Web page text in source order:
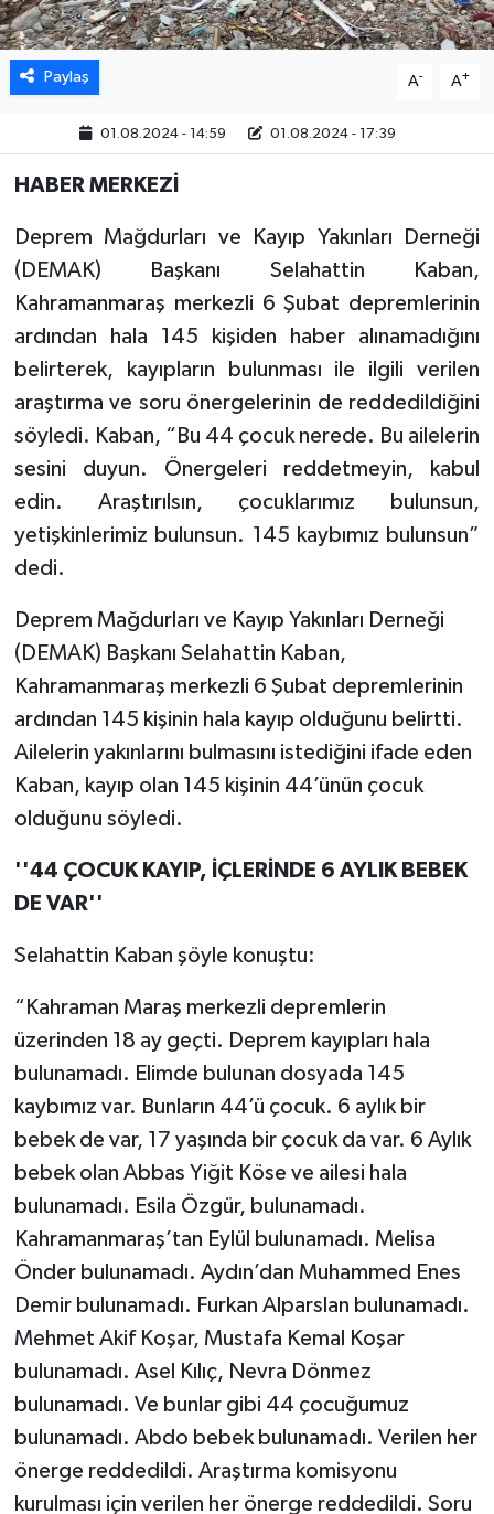
Paylaş A- A+
01.08.2024 - 14:59 01.08.2024 - 17:39
HABER MERKEZİ
Deprem Mağdurları ve Kayıp Yakınları Derneği
(DEMAK) Başkanı Selahattin Kaban,
Kahramanmaraş merkezli 6 Şubat depremlerinin
ardından hala 145 kişiden haber alınamadığını
belirterek, kayıpların bulunması ile ilgili verilen
araştırma ve soru önergelerinin de reddedildiğini
söyledi. Kaban, “Bu 44 çocuk nerede. Bu ailelerin
sesini duyun. Önergeleri reddetmeyin, kabul
edin. Araştırılsın, çocuklarımız bulunsun,
yetişkinlerimiz bulunsun. 145 kaybımız bulunsun”
dedi.
Deprem Mağdurları ve Kayıp Yakınları Derneği
(DEMAK) Başkanı Selahattin Kaban,
Kahramanmaraş merkezli 6 Şubat depremlerinin
ardından 145 kişinin hala kayıp olduğunu belirtti.
Ailelerin yakınlarını bulmasını istediğini ifade eden
Kaban, kayıp olan 145 kişinin 44’ünün çocuk
olduğunu söyledi.
''44 ÇOCUK KAYIP, İÇLERİNDE 6 AYLIK BEBEK
DE VAR''
Selahattin Kaban şöyle konuştu:
“Kahraman Maraş merkezli depremlerin
üzerinden 18 ay geçti. Deprem kayıpları hala
bulunamadı. Elimde bulunan dosyada 145
kaybımız var. Bunların 44’ü çocuk. 6 aylık bir
bebek de var, 17 yaşında bir çocuk da var. 6 Aylık
bebek olan Abbas Yiğit Köse ve ailesi hala
bulunamadı. Esila Özgür, bulunamadı.
Kahramanmaraş’tan Eylül bulunamadı. Melisa
Önder bulunamadı. Aydın’dan Muhammed Enes
Demir bulunamadı. Furkan Alparslan bulunamadı.
Mehmet Akif Koşar, Mustafa Kemal Koşar
bulunamadı. Asel Kılıç, Nevra Dönmez
bulunamadı. Ve bunlar gibi 44 çocuğumuz
bulunamadı. Abdo bebek bulunamadı. Verilen her
önerge reddedildi. Araştırma komisyonu
kurulması için verilen her önerge reddedildi. Soru
KÜLTÜR SANAT
MAGAZİN
ÖZEL HABER
SAĞLIK
ŞİRKET HABERLERİ
SİYASET
SPOR
YAŞAM
YEREL
AFYONKARAHİSAR
DENİZLİ
İZMİR
KÜTAHYA
UŞAK